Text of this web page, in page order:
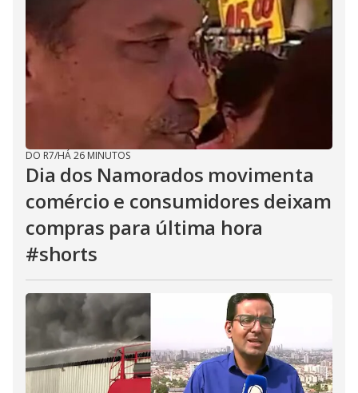
DO R7/HÁ 26 MINUTOS
Dia dos Namorados movimenta
comércio e consumidores deixam
compras para última hora
#shorts